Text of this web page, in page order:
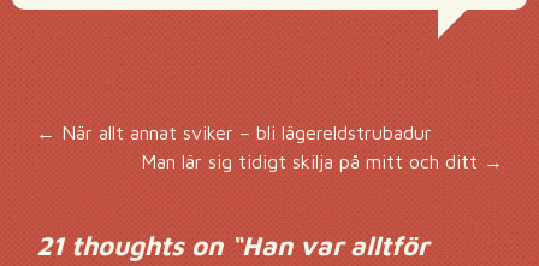
Inläggsnavigering
←När allt annat sviker – bli lägereldstrubadur
Man lär sig tidigt skilja på mitt och ditt→
21 thoughts on “Han var alltför